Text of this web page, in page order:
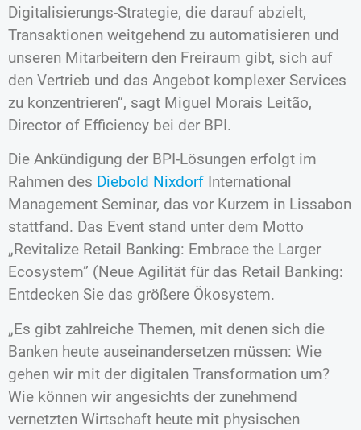
Digitalisierungs-Strategie, die darauf abzielt,
Transaktionen weitgehend zu automatisieren und
unseren Mitarbeitern den Freiraum gibt, sich auf
den Vertrieb und das Angebot komplexer Services
zu konzentrieren“, sagt Miguel Morais Leitão,
Director of Efficiency bei der BPI.
Die Ankündigung der BPI-Lösungen erfolgt im
Rahmen des Diebold Nixdorf International
Management Seminar, das vor Kurzem in Lissabon
stattfand. Das Event stand unter dem Motto
„Revitalize Retail Banking: Embrace the Larger
Ecosystem” (Neue Agilität für das Retail Banking:
Entdecken Sie das größere Ökosystem.
„Es gibt zahlreiche Themen, mit denen sich die
Banken heute auseinandersetzen müssen: Wie
gehen wir mit der digitalen Transformation um?
Wie können wir angesichts der zunehmend
vernetzten Wirtschaft heute mit physischen